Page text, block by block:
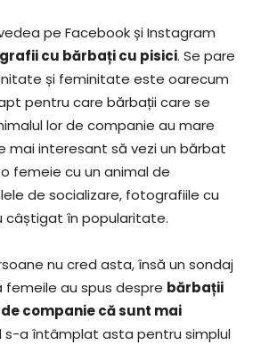
pe Facebook și Instagram
cu bărbați cu pisici. Se pare
și feminitate este oarecum
pentru care bărbații care se
lor de companie au mare
mai interesant să vezi un bărbat
femeie cu un animal de
de socializare, fotografiile cu
câștigat în popularitate.
nu cred asta, însă un sondaj
au spus despre bărbații
companie că sunt mai
s-a întâmplat asta pentru simplul